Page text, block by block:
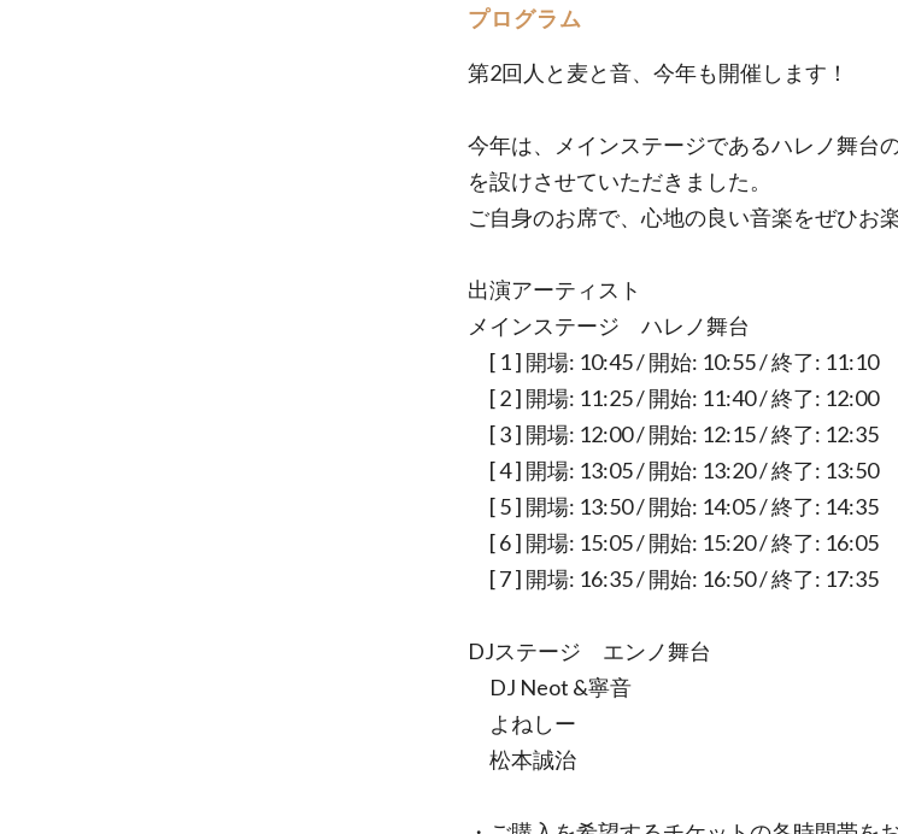
プログラム
第2回人と麦と音、今年も開催します！
今年は、メインステージであるハレノ舞台
を設けさせていただきました。
ご自身のお席で、心地の良い音楽をぜひお
出演アーティスト
メインステージ ハレノ舞台
[ 1 ] 開場: 10:45 / 開始: 10:55 / 終了:
[ 2 ] 開場: 11:25 / 開始: 11:40 / 終了:
[ 3 ] 開場: 12:00 / 開始: 12:15 / 終了:
[ 4 ] 開場: 13:05 / 開始: 13:20 / 終了:
[ 5 ] 開場: 13:50 / 開始: 14:05 / 終了:
[ 6 ] 開場: 15:05 / 開始: 15:20 / 終了:
[ 7 ] 開場: 16:35 / 開始: 16:50 / 終了:
DJステージ エンノ舞台
DJ Neot &寧音
よねしー
松本誠治